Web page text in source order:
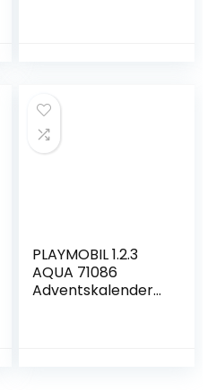
PLAYMOBIL 1.2.3
AQUA 71086
Adventskalender